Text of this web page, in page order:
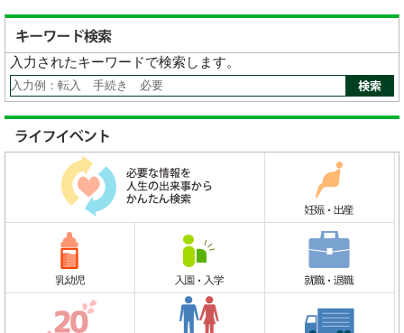
入力されたキーワードで検索します。